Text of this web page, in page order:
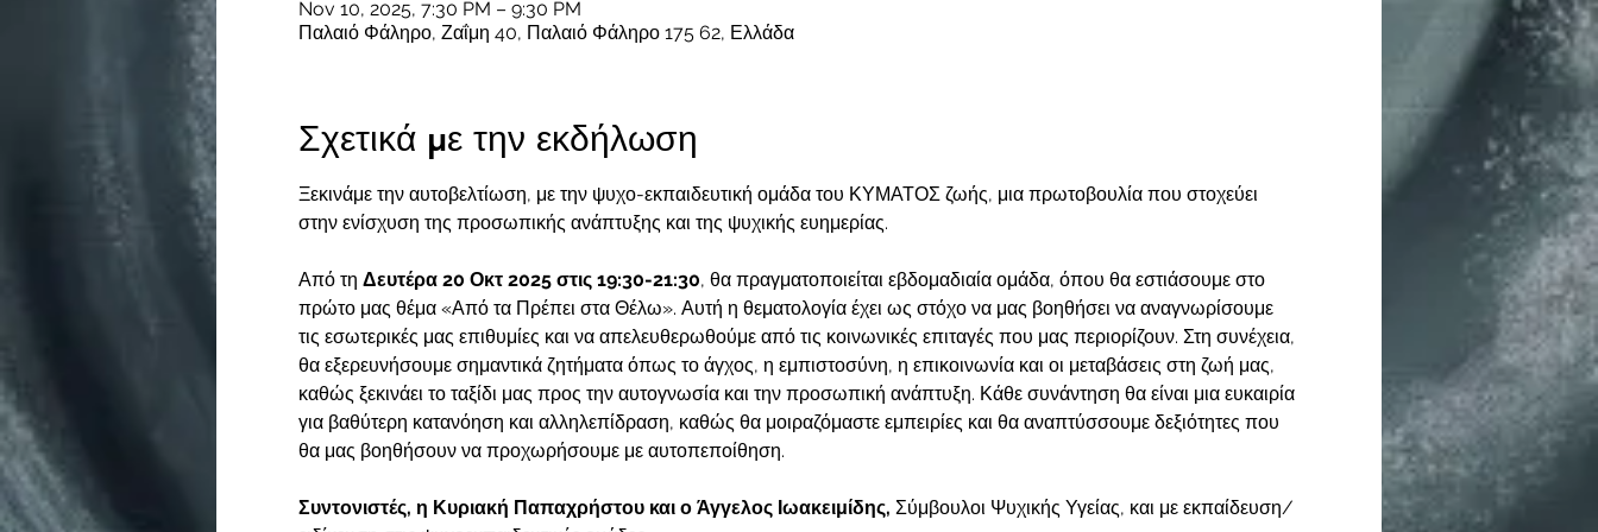
Nov 10, 2025, 7:30 PM – 9:30 PM
Παλαιό Φάληρο, Ζαΐμη 40, Παλαιό Φάληρο 175 62, Ελλάδα
Σχετικά με την εκδήλωση
Ξεκινάμε την αυτοβελτίωση, με την ψυχο-εκπαιδευτική ομάδα του ΚΥΜΑΤΟΣ ζωής, μια πρωτοβουλία που στοχεύει
στην ενίσχυση της προσωπικής ανάπτυξης και της ψυχικής ευημερίας.
Από τη Δευτέρα 20 Οκτ 2025 στις 19:30-21:30, θα πραγματοποιείται εβδομαδιαία ομάδα, όπου θα εστιάσουμε στο
πρώτο μας θέμα «Από τα Πρέπει στα Θέλω». Αυτή η θεματολογία έχει ως στόχο να μας βοηθήσει να αναγνωρίσουμε
τις εσωτερικές μας επιθυμίες και να απελευθερωθούμε από τις κοινωνικές επιταγές που μας περιορίζουν. Στη συνέχεια,
θα εξερευνήσουμε σημαντικά ζητήματα όπως το άγχος, η εμπιστοσύνη, η επικοινωνία και οι μεταβάσεις στη ζωή μας,
καθώς ξεκινάει το ταξίδι μας προς την αυτογνωσία και την προσωπική ανάπτυξη. Κάθε συνάντηση θα είναι μια ευκαιρία
για βαθύτερη κατανόηση και αλληλεπίδραση, καθώς θα μοιραζόμαστε εμπειρίες και θα αναπτύσσουμε δεξιότητες που
θα μας βοηθήσουν να προχωρήσουμε με αυτοπεποίθηση.
Συντονιστές, η Κυριακή Παπαχρήστου και ο Άγγελος Ιωακειμίδης, Σύμβουλοι Ψυχικής Υγείας, και με εκπαίδευση/